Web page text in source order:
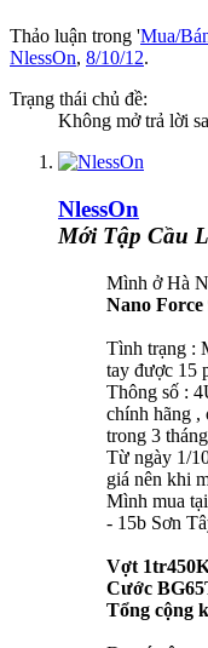
Thảo luận trong 'Mua/
NlessOn, 8/10/12.
Trạng thái chủ đề:
Không mở trả lời
NlessOn
Mới Tập Cầu
Mình ở Hà
Nano Force
Tình trạng :
tay được 15
Thông số :
chính hãng ,
trong 3
Từ ngày 1/
giá nên khi
Mình mua
- 15b Sơn
Vợt
Cước
Tổng cộng